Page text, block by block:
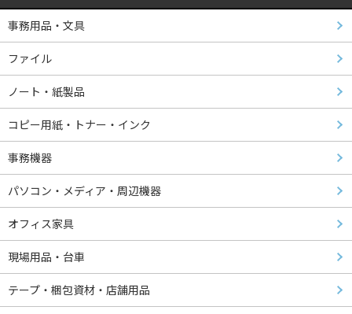
事務用品・文具
ファイル
ノート・紙製品
コピー用紙・トナー・インク
事務機器
パソコン・メディア・周辺機器
オフィス家具
現場用品・台車
テープ・梱包資材・店舗用品